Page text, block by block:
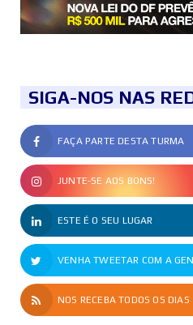
SIGA-NOS NAS
FAÇA PARTE DESTA TURMA
JUNTE-SE AOS BONS!
ESTE É O SEU LUGAR
VENHA TWEETAR COM A
NOS RECEBA TODOS OS DIAS